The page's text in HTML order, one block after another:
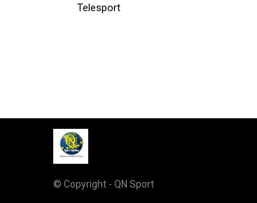
Telesport
© Copyright - QN Sport